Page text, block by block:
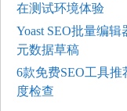
在测试环境体验
Yoast SEO批量编
元数据草稿
6款免费SEO工具
度检查